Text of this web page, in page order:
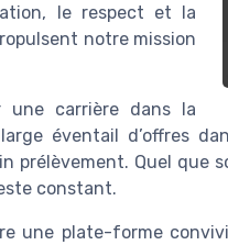
le respect et la
notre mission
une carrière dans la
éventail d’offres
prélèvement. Quel que
constant.
une plate-forme